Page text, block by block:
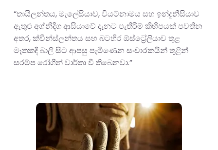
“තායිලන්තය, මැලේසියාව, වියට්නාමය සහ ඉන්දුනීසියාව
ඇතුළු අග්නිදිග ආසියාවේ දැනට පැතිරීම් කිහිපයක් පවතින
අතර, ක්වීන්ස්ලන්තය සහ බටහිර ඕස්ට්‍රේලියාව තුළ
මෑතකදී බාලි සිට ආපසු පැමිණෙන සංචාරකයින් තුළින්
සරම්ප රෝගීන් වාර්තා වී තිබෙනවා.”